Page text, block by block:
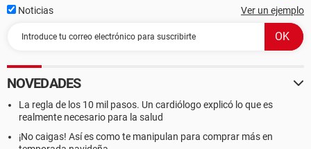
Noticias Ver un ejemplo
NOVEDADES
La regla de los 10 mil pasos. Un cardiólogo explicó lo que es
realmente necesario para la salud
¡No caigas! Así es como te manipulan para comprar más en